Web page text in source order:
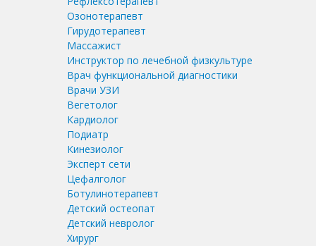
Озонотерапевт
Гирудотерапевт
Массажист
Инструктор по лечебной физкультуре
Врач функциональной диагностики
Врачи УЗИ
Вегетолог
Кардиолог
Подиатр
Кинезиолог
Эксперт сети
Цефалголог
Ботулинотерапевт
Детский остеопат
Детский невролог
Хирург